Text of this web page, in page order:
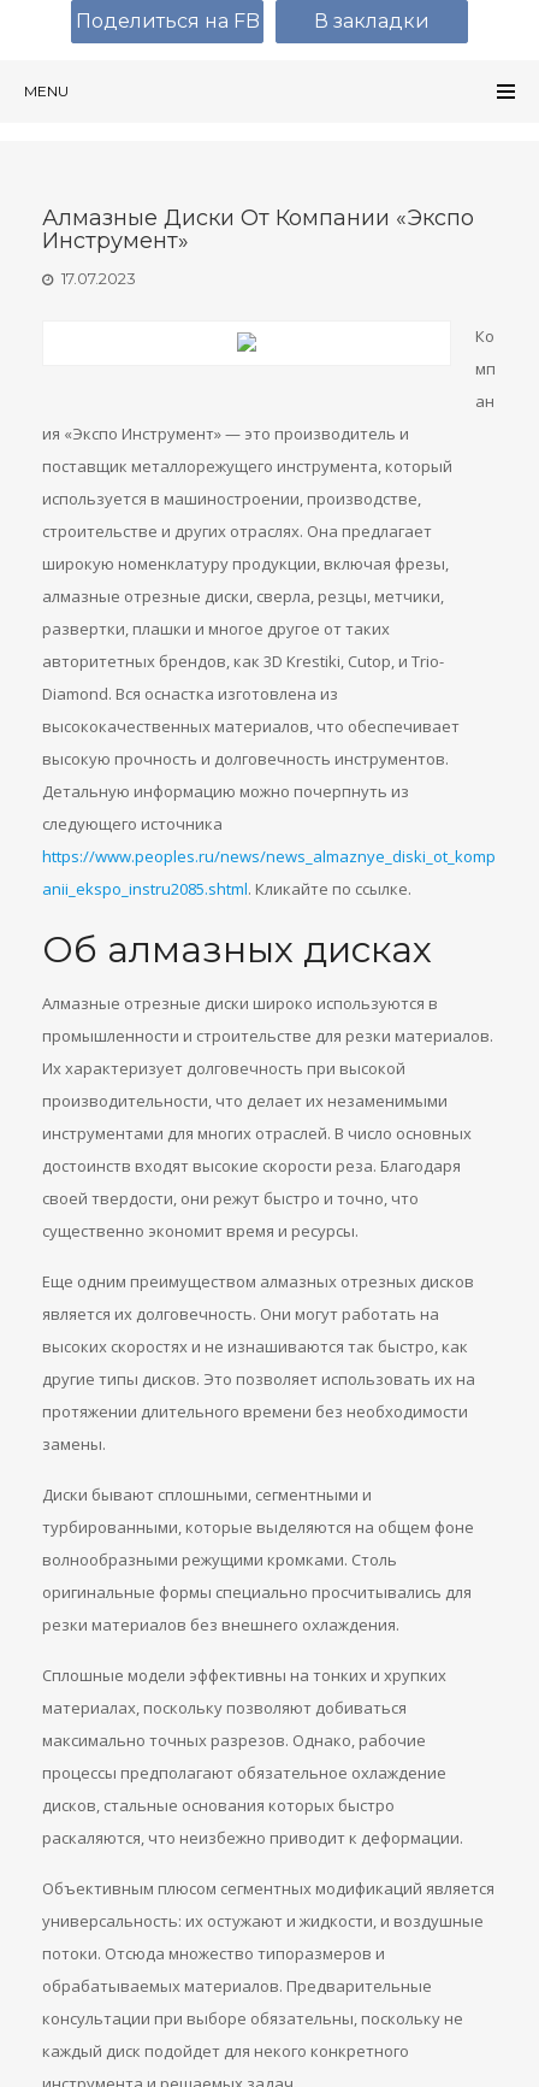
MENU
Алмазные Диски От Компании «Экспо
Инструмент»
17.07.2023
Ко
мп
ан
ия «Экспо Инструмент» — это производитель и
поставщик металлорежущего инструмента, который
используется в машиностроении, производстве,
строительстве и других отраслях. Она предлагает
широкую номенклатуру продукции, включая фрезы,
алмазные отрезные диски, сверла, резцы, метчики,
развертки, плашки и многое другое от таких
авторитетных брендов, как 3D Krestiki, Cutop, и Trio-
Diamond. Вся оснастка изготовлена из
высококачественных материалов, что обеспечивает
высокую прочность и долговечность инструментов.
Детальную информацию можно почерпнуть из
следующего источника
https://www.peoples.ru/news/news_almaznye_diski_ot_komp
anii_ekspo_instru2085.shtml. Кликайте по ссылке.
Об алмазных дисках
Алмазные отрезные диски широко используются в
промышленности и строительстве для резки материалов.
Их характеризует долговечность при высокой
производительности, что делает их незаменимыми
инструментами для многих отраслей. В число основных
достоинств входят высокие скорости реза. Благодаря
своей твердости, они режут быстро и точно, что
существенно экономит время и ресурсы.
Еще одним преимуществом алмазных отрезных дисков
является их долговечность. Они могут работать на
высоких скоростях и не изнашиваются так быстро, как
другие типы дисков. Это позволяет использовать их на
протяжении длительного времени без необходимости
замены.
Диски бывают сплошными, сегментными и
турбированными, которые выделяются на общем фоне
волнообразными режущими кромками. Столь
оригинальные формы специально просчитывались для
резки материалов без внешнего охлаждения.
Сплошные модели эффективны на тонких и хрупких
материалах, поскольку позволяют добиваться
максимально точных разрезов. Однако, рабочие
процессы предполагают обязательное охлаждение
дисков, стальные основания которых быстро
раскаляются, что неизбежно приводит к деформации.
Объективным плюсом сегментных модификаций является
универсальность: их остужают и жидкости, и воздушные
потоки. Отсюда множество типоразмеров и
обрабатываемых материалов. Предварительные
консультации при выборе обязательны, поскольку не
каждый диск подойдет для некого конкретного
Поделиться на FB В закладки